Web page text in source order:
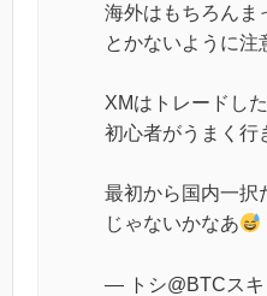
海外はもちろんま
とかないように注
XMはトレードし
初心者がうまく行
最初から国内一択
じゃないかなあ
— トシ@BTCスキ